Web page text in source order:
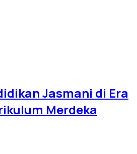
Jasmani di Era
Merdeka